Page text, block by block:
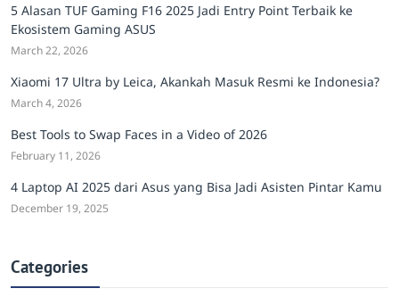
5 Alasan TUF Gaming F16 2025 Jadi Entry Point Terbaik ke
Ekosistem Gaming ASUS
March 22, 2026
Xiaomi 17 Ultra by Leica, Akankah Masuk Resmi ke Indonesia?
March 4, 2026
Best Tools to Swap Faces in a Video of 2026
February 11, 2026
4 Laptop AI 2025 dari Asus yang Bisa Jadi Asisten Pintar Kamu
December 19, 2025
Categories